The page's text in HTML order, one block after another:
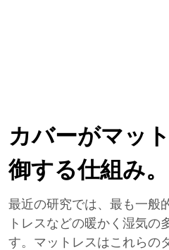
カバーがマッ
御する仕組み。
最近の研究では、最も一般
トレスなどの暖かく湿気の
す。マットレスはこれらの